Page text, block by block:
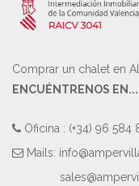
Comprar un chalet en
ENCUÉNTRENOS EN...
Oficina : (+34) 96 584
Mails: